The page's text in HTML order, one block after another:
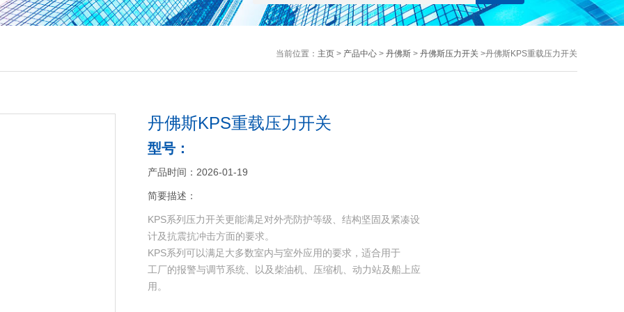
当前位置： 主页> 产品中心> 丹佛斯> 丹佛斯压力开关>丹佛斯KPS重载压力开关
丹佛斯KPS重载压力开关
型号：
产品时间：2026-01-19
简要描述：
KPS系列压力开关更能满足对外壳防护等级、结构坚固及紧凑设
计及抗震抗冲击方面的要求。
KPS系列可以满足大多数室内与室外应用的要求，适合用于
工厂的报警与调节系统、以及柴油机、压缩机、动力站及船上应
用。